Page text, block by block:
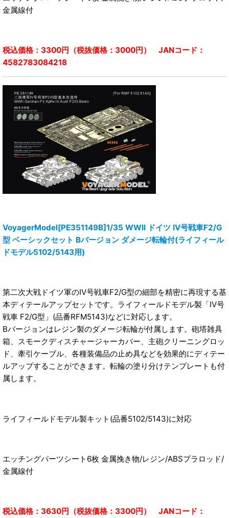
金属線付
税込価格：3300円（税抜価格：3000円） JANコード：
4582783084218
VoyagerModel[PE351149B]1/35 WWII ドイツ IV号戦車F2/G
型 ベーシックセット Bバージョン ダメージ転輪付(ライフィール
ドモデル5102/5143用)
第二次大戦ドイツ軍のIV号戦車F2/G型の細部を精密に再現する基
本ディテールアップセットです。ライフィールドモデル製「IV号
戦車 F2/G型」(品番RFM5143)などに対応します。
Bバージョンはレジン製のダメージ転輪が付属します。砲塔雑具
箱、スモークディスチャージャーカバー、主砲クリーニングロッ
ド、牽引ケーブル、各種装備品の止め具などを効果的にディテー
ルアップすることができます。転輪の塗り分けテンプレートも付
属します。
ライフィールドモデル製キット(品番5102/5143)に対応
エッチングパーツシート6枚 金属挽き物/レジン/ABSプラロッド/
金属線付
税込価格：3630円（税抜価格：3300円） JANコード：